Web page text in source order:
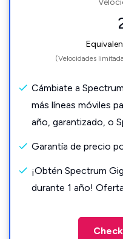
(Velocidades
Cámbiate a
más líneas móviles
año, garantizado, o
Garantía de precio
¡Obtén Spectrum
durante 1 año!